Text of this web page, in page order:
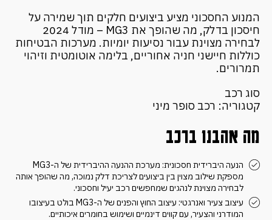
המנוע החסכוני מציע ביצועים חלקים תוך שמירה על
חיסכון בדלק, מה שהופך את MG3 – מודל 2024
לבחירה מצוינת עבור נסיעות יומיות. מערכות הבטיחות
כוללות חיישני חניה אחוריים, בלימה אוטומטית וזיהוי
תמרורים.
סוג רכב
קטגוריה: רכב סופר מיני
מה אהבנו ברכב
הנעה היברידית חסכונית: מערכת ההנעה ההיברידית של ה-MG3
מספקת שילוב מצוין בין ביצועים לצריכת דלק נמוכה, מה שהופך אותה
לבחירה מצוינת לנהגים שמחפשים רכב יעיל וחסכוני.
עיצוב צעיר ואנרגטי: עיצוב החוץ והפנים של ה-MG3 בולט בעיצובו
המודרני והצעיר, עם קווים דינמיים ושימוש בחומרים איכותיים.